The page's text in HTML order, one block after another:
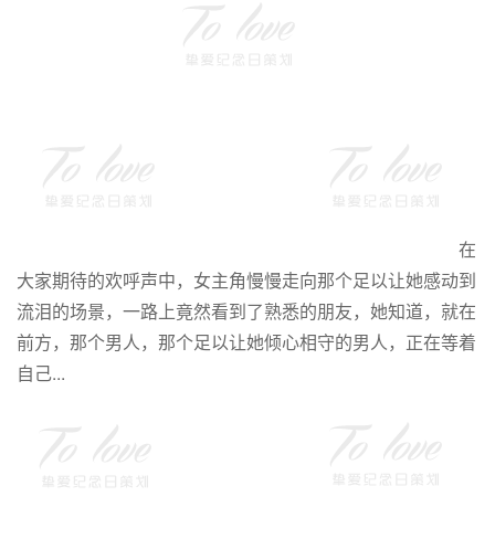
在
大家期待的欢呼声中，女主角慢慢走向那个足以让她感动到
流泪的场景，一路上竟然看到了熟悉的朋友，她知道，就在
前方，那个男人，那个足以让她倾心相守的男人，正在等着
自己...